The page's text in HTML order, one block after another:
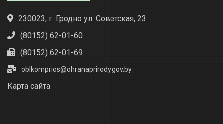
230023, г. Гродно ул. Советская, 23
(80152) 62-01-60
(80152) 62-01-69
oblkomprios@ohranaprirody.gov.by
Карта сайта